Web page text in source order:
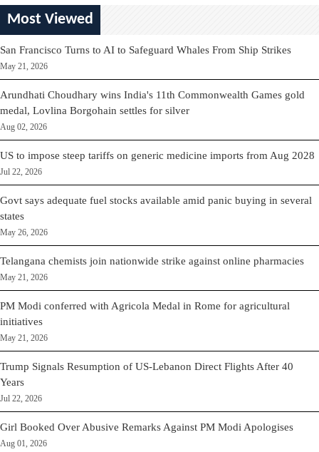
Most Viewed
San Francisco Turns to AI to Safeguard Whales From Ship Strikes
May 21, 2026
Arundhati Choudhary wins India's 11th Commonwealth Games gold
medal, Lovlina Borgohain settles for silver
Aug 02, 2026
US to impose steep tariffs on generic medicine imports from Aug 2028
Jul 22, 2026
Govt says adequate fuel stocks available amid panic buying in several
states
May 26, 2026
Telangana chemists join nationwide strike against online pharmacies
May 21, 2026
PM Modi conferred with Agricola Medal in Rome for agricultural
initiatives
May 21, 2026
Trump Signals Resumption of US-Lebanon Direct Flights After 40
Years
Jul 22, 2026
Girl Booked Over Abusive Remarks Against PM Modi Apologises
Aug 01, 2026